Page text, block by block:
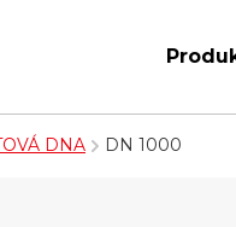
DNA DN 1000